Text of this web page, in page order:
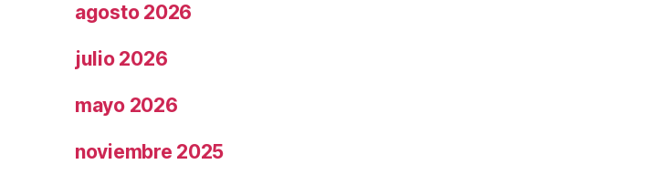
agosto 2026
julio 2026
mayo 2026
noviembre 2025